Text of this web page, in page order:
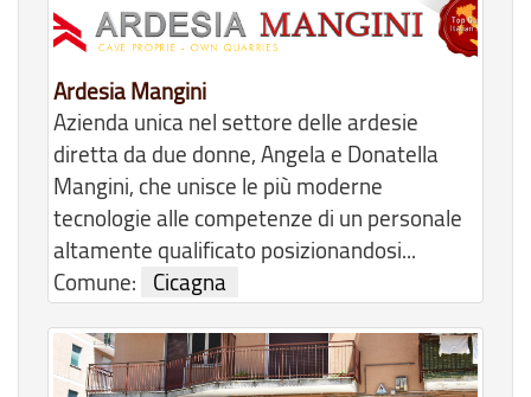
Ardesia Mangini
Azienda unica nel settore delle ardesie
diretta da due donne, Angela e Donatella
Mangini, che unisce le più moderne
tecnologie alle competenze di un personale
altamente qualificato posizionandosi...
Comune:
Cicagna